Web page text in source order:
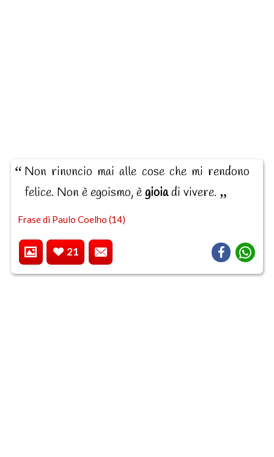
Non rinuncio mai alle cose che mi rendono
felice. Non è egoismo, ègioiadi vivere.
Frase di Paulo Coelho (14)
21